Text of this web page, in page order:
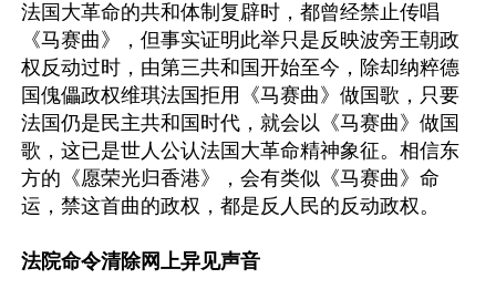
法国大革命的共和体制复辟时，都曾经禁止传唱
《马赛曲》，但事实证明此举只是反映波旁王朝政
权反动过时，由第三共和国开始至今，除却纳粹德
国傀儡政权维琪法国拒用《马赛曲》做国歌，只要
法国仍是民主共和国时代，就会以《马赛曲》做国
歌，这已是世人公认法国大革命精神象征。相信东
方的《愿荣光归香港》，会有类似《马赛曲》命
运，禁这首曲的政权，都是反人民的反动政权。
法院命令清除网上异见声音